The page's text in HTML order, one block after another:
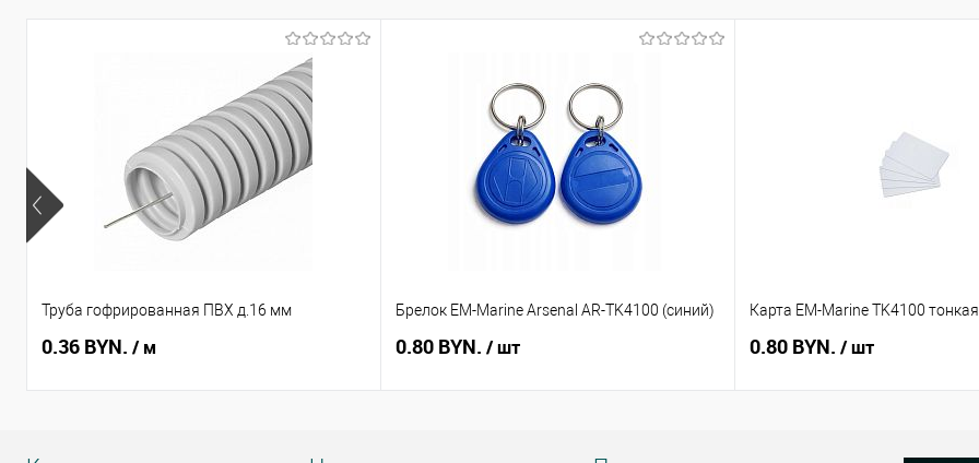
Труба гофрированная ПВХ д.16 мм
0.36 BYN. / м
Брелок EM-Marine Arsenal AR-TK4100 (синий)
0.80 BYN. / шт
Карта EM-Marine TK4100
0.80 BYN. / шт